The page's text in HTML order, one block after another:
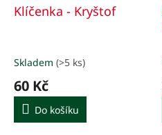
Klíčenka - Kryštof
Skladem (>5 ks)
60 Kč
Do košíku